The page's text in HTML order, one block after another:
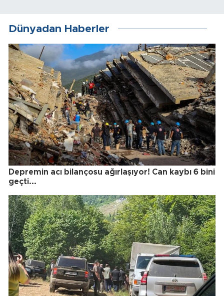
Dünyadan Haberler
Depremin acı bilançosu ağırlaşıyor! Can kaybı 6 bini
geçti...